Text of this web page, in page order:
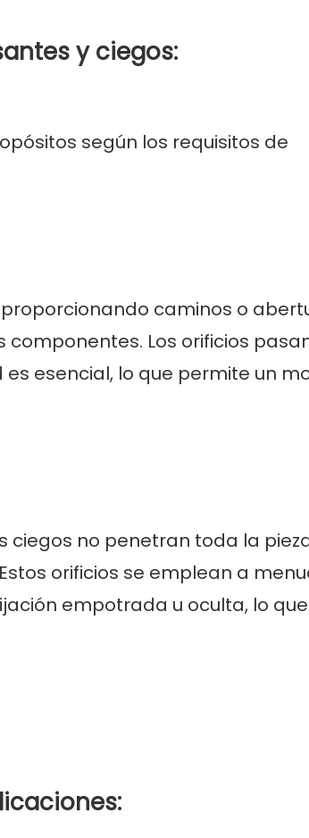
y ciegos:
según los requisitos de
caminos o
Los orificios
esencial, lo que permite un
ciegos no penetran toda la
orificios se emplean a
empotrada u oculta, lo que